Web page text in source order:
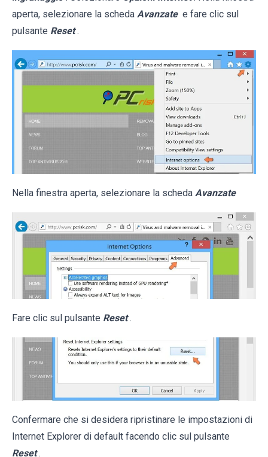
aperta, selezionare la scheda Avanzate e fare clic sul
pulsante Reset .
Nella finestra aperta, selezionare la scheda Avanzate
Fare clic sul pulsante Reset .
Confermare che si desidera ripristinare le impostazioni di
Internet Explorer di default facendo clic sul pulsante
Reset .